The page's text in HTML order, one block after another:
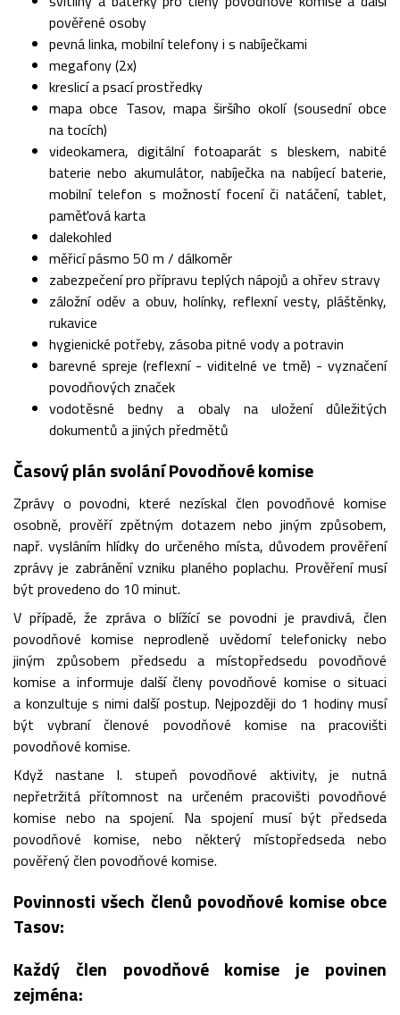
pověřené osoby
pevná linka, mobilní telefony i s nabíječkami
megafony (2x)
kreslicí a psací prostředky
mapa obce Tasov, mapa širšího okolí (sousední obce
na tocích)
videokamera, digitální fotoaparát s bleskem, nabité
baterie nebo akumulátor, nabíječka na nabíjecí baterie,
mobilní telefon s možností focení či natáčení, tablet,
paměťová karta
dalekohled
měřicí pásmo 50 m / dálkoměr
zabezpečení pro přípravu teplých nápojů a ohřev stravy
záložní oděv a obuv, holínky, reflexní vesty, pláštěnky,
rukavice
hygienické potřeby, zásoba pitné vody a potravin
barevné spreje (reflexní - viditelné ve tmě) - vyznačení
povodňových značek
vodotěsné bedny a obaly na uložení důležitých
dokumentů a jiných předmětů
Časový plán svolání Povodňové komise
Zprávy o povodni, které nezískal člen povodňové komise
osobně, prověří zpětným dotazem nebo jiným způsobem,
např. vysláním hlídky do určeného místa, důvodem prověření
zprávy je zabránění vzniku planého poplachu. Prověření musí
být provedeno do 10 minut.
V případě, že zpráva o blížící se povodni je pravdivá, člen
povodňové komise neprodleně uvědomí telefonicky nebo
jiným způsobem předsedu a místopředsedu povodňové
komise a informuje další členy povodňové komise o situaci
a konzultuje s nimi další postup. Nejpozději do 1 hodiny musí
být vybraní členové povodňové komise na pracovišti
povodňové komise.
Když nastane I. stupeň povodňové aktivity, je nutná
nepřetržitá přítomnost na určeném pracovišti povodňové
komise nebo na spojení. Na spojení musí být předseda
povodňové komise, nebo některý místopředseda nebo
pověřený člen povodňové komise.
Povinnosti všech členů povodňové komise obce
Tasov:
Každý člen povodňové komise je povinen
zejména: